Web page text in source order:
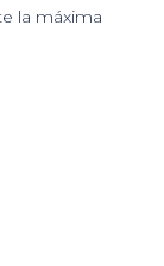
la máxima